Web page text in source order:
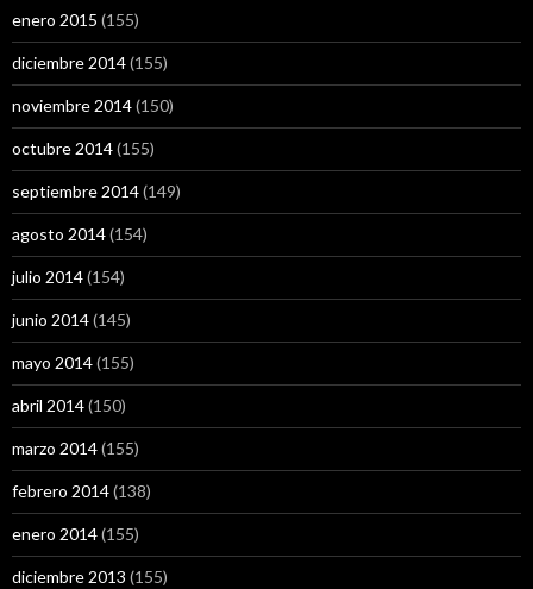
enero 2015 (155)
diciembre 2014(155)
noviembre 2014(150)
octubre 2014(155)
septiembre 2014(149)
agosto 2014(154)
julio 2014(154)
junio 2014(145)
mayo 2014(155)
abril 2014(150)
marzo 2014(155)
febrero 2014(138)
enero 2014(155)
diciembre 2013 (155)